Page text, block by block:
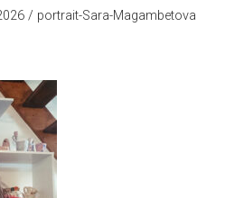
/ portrait-Sara-Magambetova